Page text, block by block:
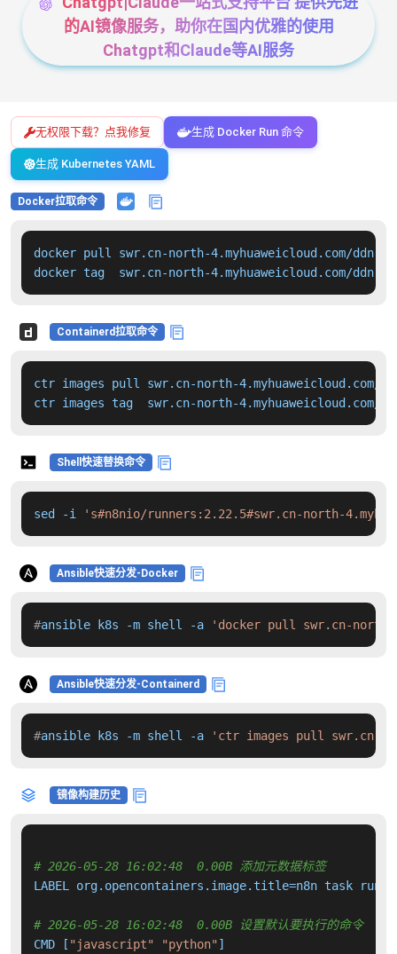
的AI镜像服务，助你在国内优雅的使用
Chatgpt和Claude等AI服务
无权限下载？点我修复 生成 Docker Run 命令
生成 Kubernetes YAML
Docker拉取命令
docker pull swr.cn-north-4.myhuaweicloud.com/ddn-
docker tag  swr.cn-north-4.myhuaweicloud.com/
Containerd拉取命令
ctr images pull swr.cn-north-4.myhuaweicloud.com/
ctr images tag  swr.cn-north-
Shell快速替换命令
sed -i 's#n8nio/runners:2.22.5#swr.cn-north-
Ansible快速分发-Docker
#ansible k8s -m shell -a 'docker pull swr.cn-north-
Ansible快速分发-Containerd
#ansible k8s -m shell -a 'ctr images pull swr.cn-
镜像构建历史
# 2026-05-28 16:02:48  0.00B 添加元数据标签
LABEL org.opencontainers.image.title=n8n task
# 2026-05-28 16:02:48  0.00B 设置默认要执行的命令
CMD [ "javascript" "python" ]